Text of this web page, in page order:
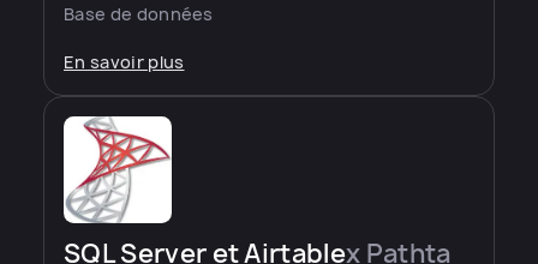
Base de données
En savoir plus
SQL Server et Airtablex Pathta